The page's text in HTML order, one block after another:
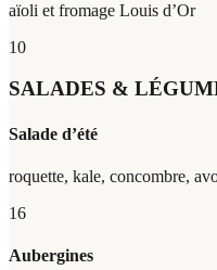
aïoli et fromage Louis d’Or
10
SALADES &
Salade d’été
roquette, kale, concombre,
16
Aubergines